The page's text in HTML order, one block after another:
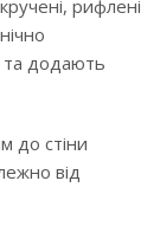
рифлені
та додають
до стіни
від